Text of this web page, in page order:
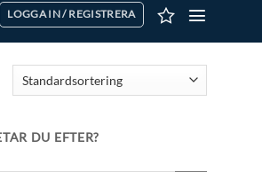
LOGGA IN / REGISTRERA
DU EFTER?